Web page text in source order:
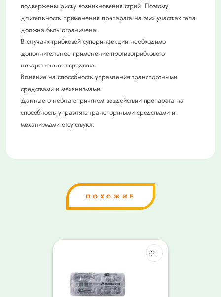
подвержены риску возникновения стрий. Поэтому
длительность применения препарата на этих участках тела
должна быть ограничена.
В случаях грибковой суперинфекции необходимо
дополнительное применение противогрибкового
лекарственного средства.
Влияние на способность управления транспортными
средствами и механизмами
Данные о неблагоприятном воздействии препарата на
способность управлять транспортными средствами и
механизмами отсутствуют.
ПОХОЖИЕ